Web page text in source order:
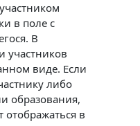
в поле с
В
участников
виде. Если
либо
образования,
в